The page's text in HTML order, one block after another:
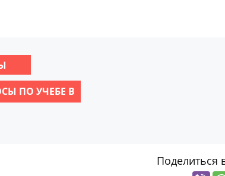
ПО УЧЕБЕ В
Поделиться